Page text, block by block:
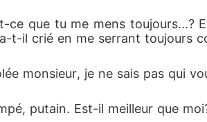
ce que tu me mens
t-il crié en me serrant toujours
monsieur, je ne sais pas qui
putain. Est-il meilleur que